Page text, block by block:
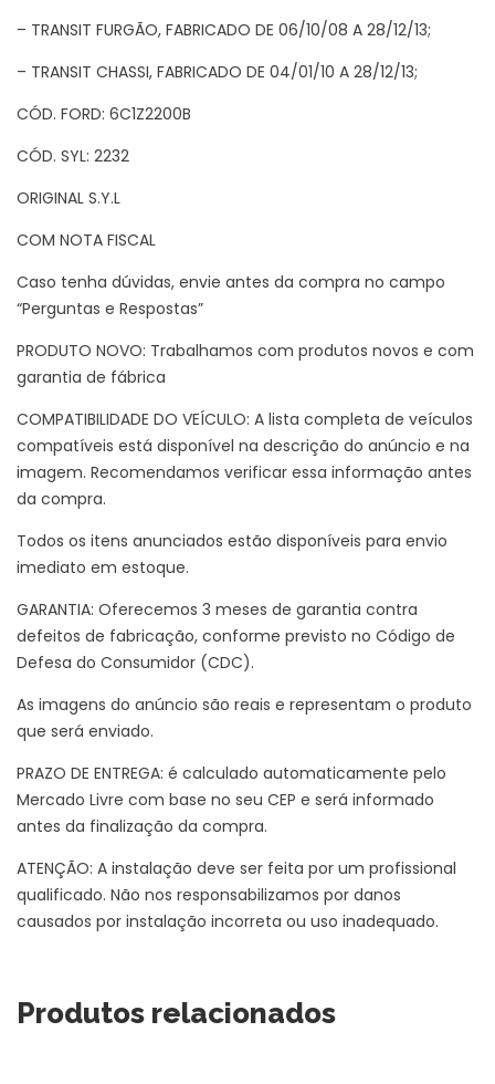
– TRANSIT FURGÃO, FABRICADO DE 06/10/08 A 28/12/13;
– TRANSIT CHASSI, FABRICADO DE 04/01/10 A 28/12/13;
CÓD. FORD: 6C1Z2200B
CÓD. SYL: 2232
ORIGINAL S.Y.L
COM NOTA FISCAL
Caso tenha dúvidas, envie antes da compra no campo
“Perguntas e Respostas”
PRODUTO NOVO: Trabalhamos com produtos novos e com
garantia de fábrica
COMPATIBILIDADE DO VEÍCULO: A lista completa de veículos
compatíveis está disponível na descrição do anúncio e na
imagem. Recomendamos verificar essa informação antes
da compra.
Todos os itens anunciados estão disponíveis para envio
imediato em estoque.
GARANTIA: Oferecemos 3 meses de garantia contra
defeitos de fabricação, conforme previsto no Código de
Defesa do Consumidor (CDC).
As imagens do anúncio são reais e representam o produto
que será enviado.
PRAZO DE ENTREGA: é calculado automaticamente pelo
Mercado Livre com base no seu CEP e será informado
antes da finalização da compra.
ATENÇÃO: A instalação deve ser feita por um profissional
qualificado. Não nos responsabilizamos por danos
causados por instalação incorreta ou uso inadequado.
Produtos relacionados